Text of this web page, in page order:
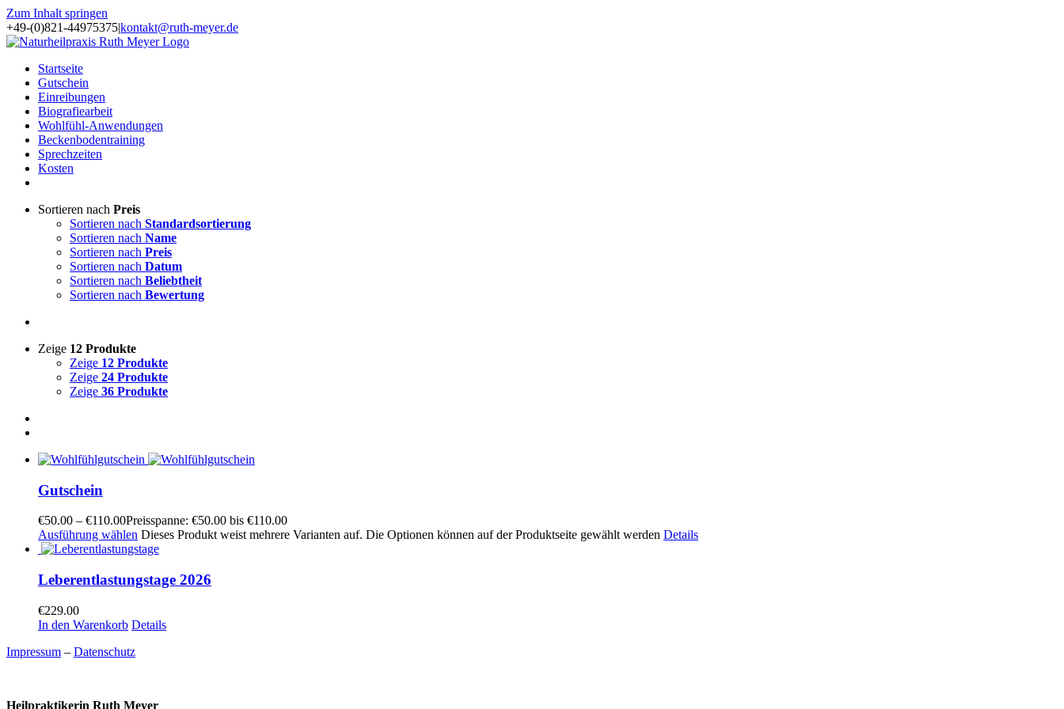
Zum Inhalt springen
+49-(0)821-44975375|kontakt@ruth-meyer.de
Startseite
Gutschein
Einreibungen
Biografiearbeit
Wohlfühl-Anwendungen
Beckenbodentraining
Sprechzeiten
Kosten
Sortieren nach Preis
Sortieren nach Standardsortierung
Sortieren nach Name
Sortieren nach Preis
Sortieren nach Datum
Sortieren nach Beliebtheit
Sortieren nach Bewertung
Zeige 12 Produkte
Zeige 12 Produkte
Zeige 24 Produkte
Zeige 36 Produkte
Gutschein
€50.00 – €110.00Preisspanne: €50.00 bis €110.00
Ausführung wählen Dieses Produkt weist mehrere Varianten auf. Die Optionen können auf der Produktseite gewählt werden Details
Leberentlastungstage 2026
€229.00
In den Warenkorb Details
Impressum – Datenschutz
Heilpraktikerin Ruth Meyer